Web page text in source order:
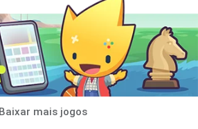
Baixar mais jogos